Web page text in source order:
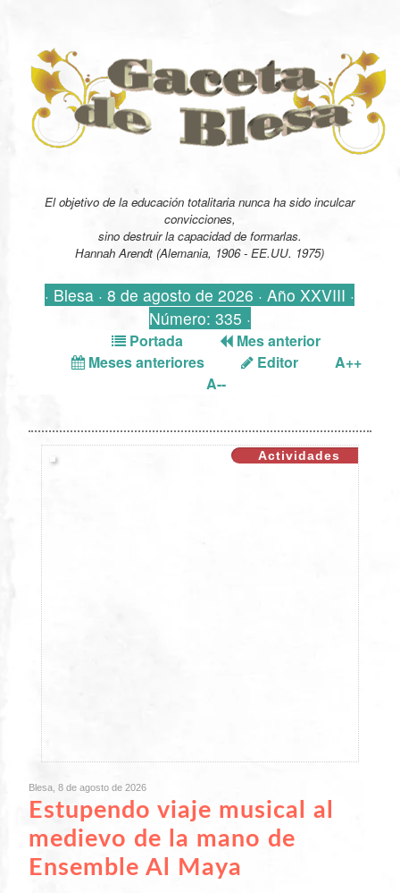
El objetivo de la educación totalitaria nunca ha sido inculcar
convicciones,
sino destruir la capacidad de formarlas.
Hannah Arendt (Alemania, 1906 - EE.UU. 1975)
· Blesa · 8 de agosto de 2026 · Año XXVIII ·
Número: 335 ·
Portada
Mes anterior
Meses anteriores
Editor
A++
A--
Actividades
Blesa, 8 de agosto de 2026
Estupendo viaje musical al
medievo de la mano de
Ensemble Al Maya